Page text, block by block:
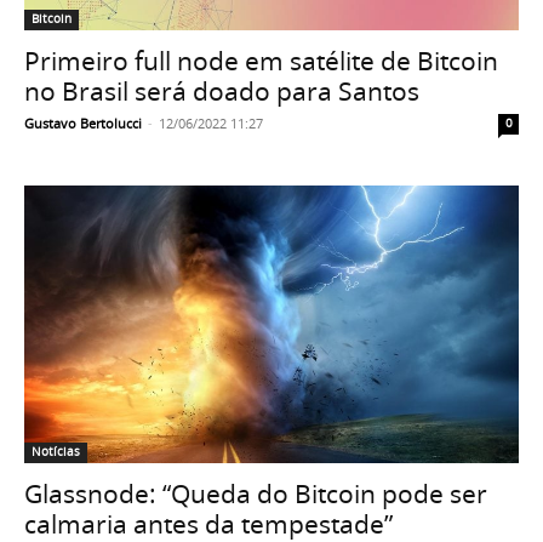
Bitcoin
Primeiro full node em satélite de Bitcoin
no Brasil será doado para Santos
Gustavo Bertolucci - 12/06/2022 11:27 0
Notícias
Glassnode: “Queda do Bitcoin pode ser
calmaria antes da tempestade”